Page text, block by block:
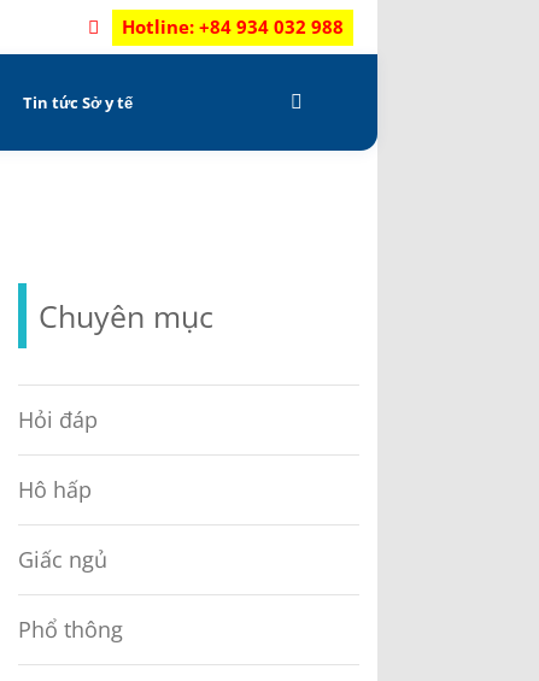
Hotline: +84 934 032 988
Tin tức Sở y tế
Chuyên mục
Hỏi đáp
Hô hấp
Giấc ngủ
Phổ thông